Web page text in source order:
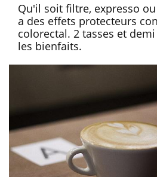
Qu'il soit filtre, expresso
a des effets protecteurs
colorectal. 2 tasses et
les bienfaits.